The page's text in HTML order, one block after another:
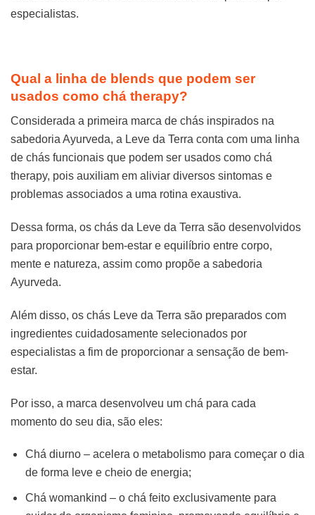
especialistas.
Qual a linha de blends que podem ser
usados como chá therapy?
Considerada a primeira marca de chás inspirados na
sabedoria Ayurveda, a Leve da Terra conta com uma linha
de chás funcionais que podem ser usados como chá
therapy, pois auxiliam em aliviar diversos sintomas e
problemas associados a uma rotina exaustiva.
Dessa forma, os chás da Leve da Terra são desenvolvidos
para proporcionar bem-estar e equilíbrio entre corpo,
mente e natureza, assim como propõe a sabedoria
Ayurveda.
Além disso, os chás Leve da Terra são preparados com
ingredientes cuidadosamente selecionados por
especialistas a fim de proporcionar a sensação de bem-
estar.
Por isso, a marca desenvolveu um chá para cada
momento do seu dia, são eles:
Chá diurno – acelera o metabolismo para começar o dia
de forma leve e cheio de energia;
Chá womankind – o chá feito exclusivamente para